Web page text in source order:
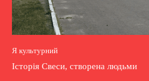
Я культурний
Історія Свеси, створена людьми